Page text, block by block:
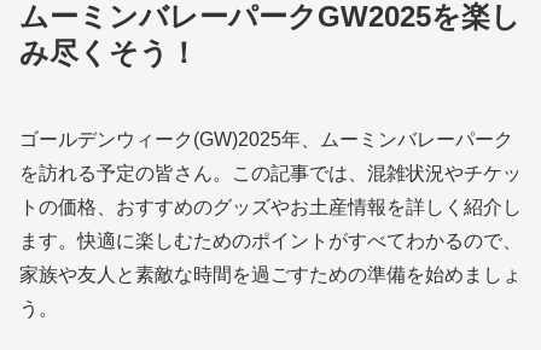
ムーミンバレーパークGW2025を楽し
み尽くそう！
ゴールデンウィーク(GW)2025年、ムーミンバレーパーク
を訪れる予定の皆さん。この記事では、混雑状況やチケッ
トの価格、おすすめのグッズやお土産情報を詳しく紹介し
ます。快適に楽しむためのポイントがすべてわかるので、
家族や友人と素敵な時間を過ごすための準備を始めましょ
う。